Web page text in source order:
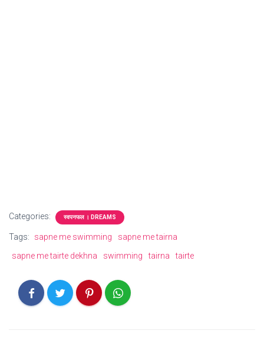
Categories: स्वपनफल । DREAMS
Tags: sapne me swimming
sapne me tairna
sapne me tairte dekhna
swimming tairna tairte